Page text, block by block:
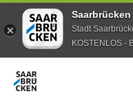
Saarbrücken
Stadt
KOSTENLOS -